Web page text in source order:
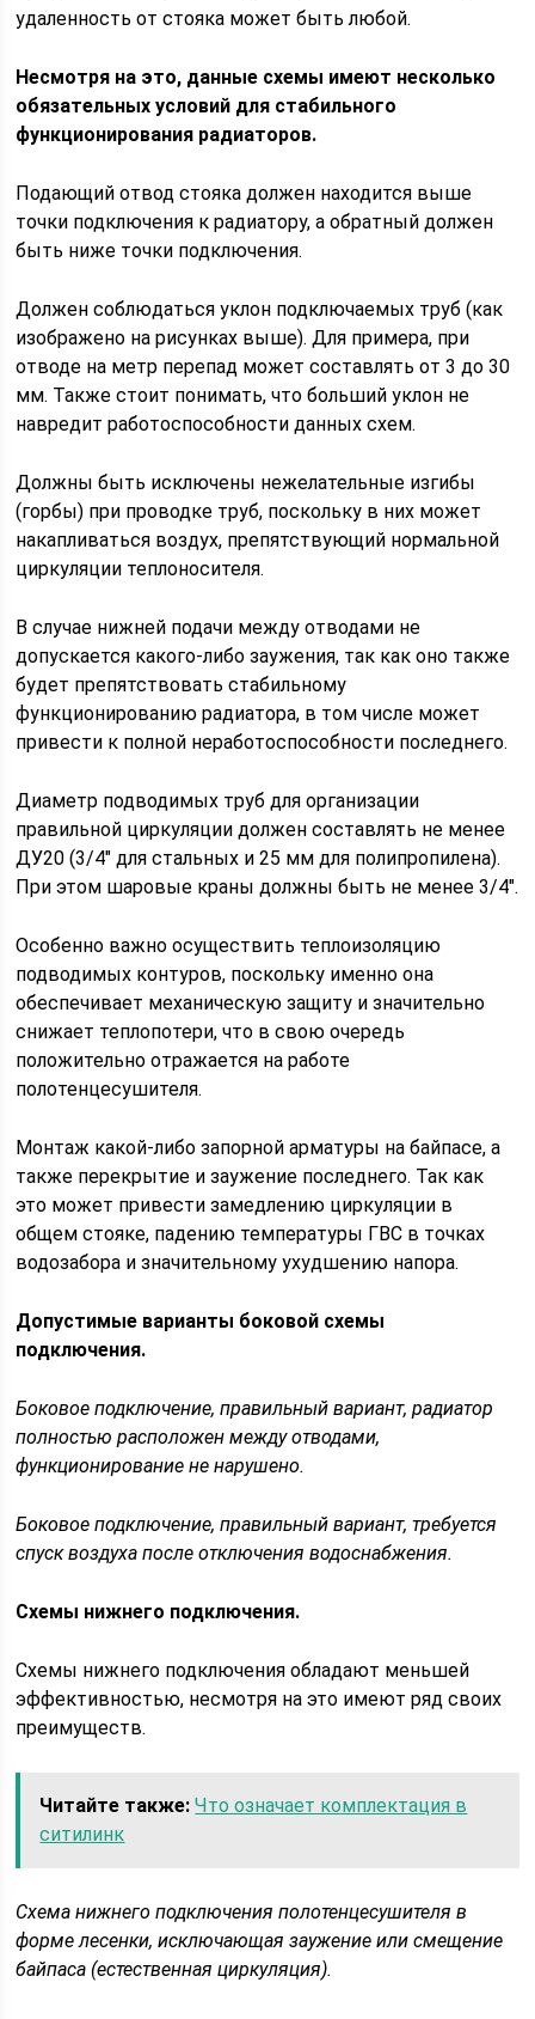
удаленность от стояка может быть любой.
Несмотря на это, данные схемы имеют несколько
обязательных условий для стабильного
функционирования радиаторов.
Подающий отвод стояка должен находится выше
точки подключения к радиатору, а обратный должен
быть ниже точки подключения.
Должен соблюдаться уклон подключаемых труб (как
изображено на рисунках выше). Для примера, при
отводе на метр перепад может составлять от 3 до 30
мм. Также стоит понимать, что больший уклон не
навредит работоспособности данных схем.
Должны быть исключены нежелательные изгибы
(горбы) при проводке труб, поскольку в них может
накапливаться воздух, препятствующий нормальной
циркуляции теплоносителя.
В случае нижней подачи между отводами не
допускается какого-либо заужения, так как оно также
будет препятствовать стабильному
функционированию радиатора, в том числе может
привести к полной неработоспособности последнего.
Диаметр подводимых труб для организации
правильной циркуляции должен составлять не менее
ДУ20 (3/4" для стальных и 25 мм для полипропилена).
При этом шаровые краны должны быть не менее 3/4".
Особенно важно осуществить теплоизоляцию
подводимых контуров, поскольку именно она
обеспечивает механическую защиту и значительно
снижает теплопотери, что в свою очередь
положительно отражается на работе
полотенцесушителя.
Монтаж какой-либо запорной арматуры на байпасе, а
также перекрытие и заужение последнего. Так как
это может привести замедлению циркуляции в
общем стояке, падению температуры ГВС в точках
водозабора и значительному ухудшению напора.
Допустимые варианты боковой схемы
подключения.
Боковое подключение, правильный вариант, радиатор
полностью расположен между отводами,
функционирование не нарушено.
Боковое подключение, правильный вариант, требуется
спуск воздуха после отключения водоснабжения.
Схемы нижнего подключения.
Схемы нижнего подключения обладают меньшей
эффективностью, несмотря на это имеют ряд своих
преимуществ.
Читайте также: Что означает комплектация в
ситилинк
Схема нижнего подключения полотенцесушителя в
форме лесенки, исключающая заужение или смещение
байпаса (естественная циркуляция).